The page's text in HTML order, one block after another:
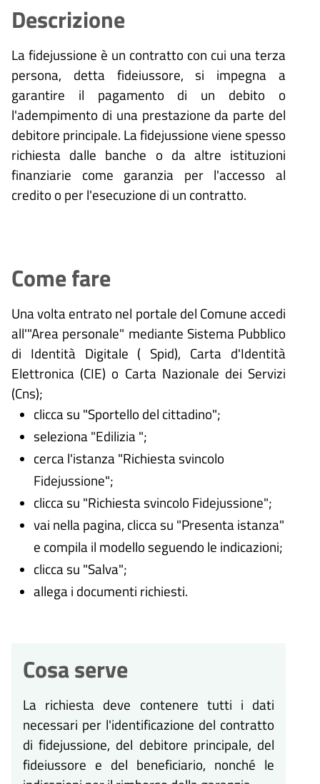
Descrizione
La fidejussione è un contratto con cui una terza
persona, detta fideiussore, si impegna a
garantire il pagamento di un debito o
l'adempimento di una prestazione da parte del
debitore principale. La fidejussione viene spesso
richiesta dalle banche o da altre istituzioni
finanziarie come garanzia per l'accesso al
credito o per l'esecuzione di un contratto.
Come fare
Una volta entrato nel portale del Comune accedi
all'"Area personale" mediante Sistema Pubblico
di Identità Digitale ( Spid), Carta d'Identità
Elettronica (CIE) o Carta Nazionale dei Servizi
(Cns);
clicca su "Sportello del cittadino";
seleziona "Edilizia ";
cerca l'istanza "Richiesta svincolo
Fidejussione";
clicca su "Richiesta svincolo Fidejussione";
vai nella pagina, clicca su "Presenta istanza"
e compila il modello seguendo le indicazioni;
clicca su "Salva";
allega i documenti richiesti.
Cosa serve
La richiesta deve contenere tutti i dati
necessari per l'identificazione del contratto
di fidejussione, del debitore principale, del
fideiussore e del beneficiario, nonché le